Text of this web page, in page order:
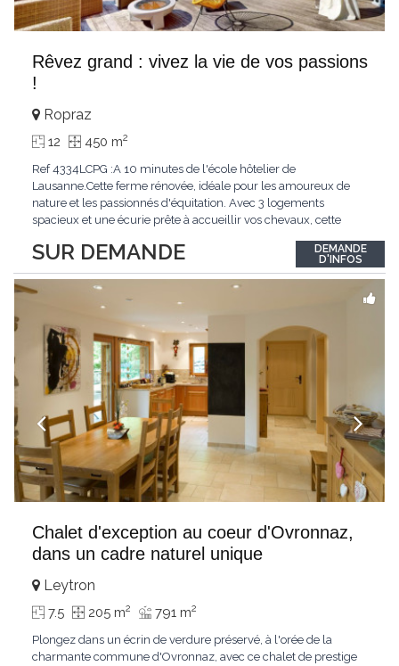
Rêvez grand : vivez la vie de vos passions
!
SUR DEMANDE
Ropraz
12 450 m2
Ref 4334LCPG :A 10 minutes de l'école hôtelier de
Lausanne.Cette ferme rénovée, idéale pour les amoureux de
nature et les passionnés d'équitation. Avec 3 logements
spacieux et une écurie prête à accueillir vos chevaux, cette
authentique et confort moderne. - 3 logements confortables :
duplex 2,5 pièces, duplex 4,5 pièces avec...
DEMANDE
D'INFOS
Chalet d'exception au coeur d'Ovronnaz,
dans un cadre naturel unique
Leytron
7.5 205 m2 791 m2
Plongez dans un écrin de verdure préservé, à l'orée de la
charmante commune d'Ovronnaz, avec ce chalet de prestige